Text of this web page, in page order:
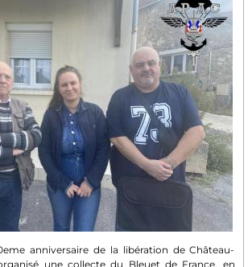
anniversaire de la libération de Château-
une collecte du Bleuet de France, en